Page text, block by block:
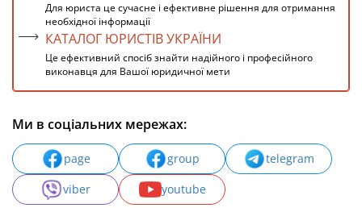
Для юриста це сучасне і ефективне рішення для отримання
необхідної інформації
КАТАЛОГ ЮРИСТІВ УКРАЇНИ
Це ефективний спосіб знайти надійного і професійного
виконавця для Вашої юридичної мети
Ми в соціальних мережах:
page group
telegram
viber
youtube